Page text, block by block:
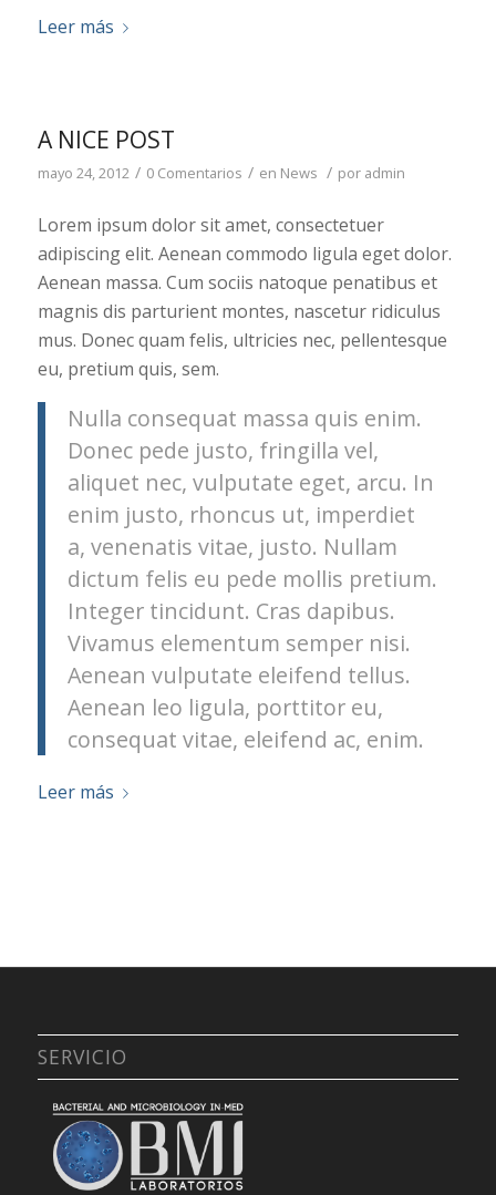
Leer más
A NICE POST
mayo 24, 2012 / 0 Comentarios / en News / por admin
Lorem ipsum dolor sit amet, consectetuer
adipiscing elit. Aenean commodo ligula eget dolor.
Aenean massa. Cum sociis natoque penatibus et
magnis dis parturient montes, nascetur ridiculus
mus. Donec quam felis, ultricies nec, pellentesque
eu, pretium quis, sem.
Nulla consequat massa quis enim.
Donec pede justo, fringilla vel,
aliquet nec, vulputate eget, arcu. In
enim justo, rhoncus ut, imperdiet
a, venenatis vitae, justo. Nullam
dictum felis eu pede mollis pretium.
Integer tincidunt. Cras dapibus.
Vivamus elementum semper nisi.
Aenean vulputate eleifend tellus.
Aenean leo ligula, porttitor eu,
consequat vitae, eleifend ac, enim.
Leer más
SERVICIO